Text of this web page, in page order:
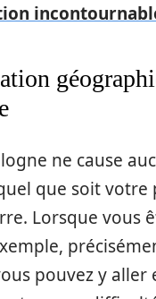
ne cause
que soit
Lorsque vous
pouvez y aller